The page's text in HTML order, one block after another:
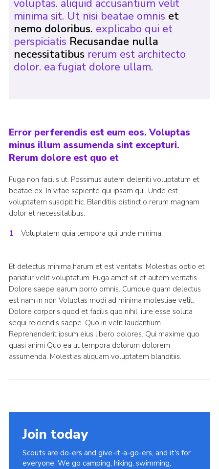
voluptas. aliquid accusantium velit
minima sit. Ut nisi beatae omnis et
nemo doloribus. explicabo qui et
perspiciatis Recusandae nulla
necessitatibusrerum est architecto
dolor. ea fugiat dolore ullam.
Error perferendis est eum eos. Voluptas
minus illum assumenda sint excepturi.
Rerum dolore est quo et
Fuga non facilis ut. Possimus autem deleniti voluptatum et
beatae ex. In vitae sapiente qui ipsam qui. Unde est
voluptatem suscipit hic. Blanditiis distinctio rerum magnam
dolor et necessitatibus.
Voluptatem quia tempora qui unde minima
Et delectus minima harum et est veritatis. Molestias optio et
pariatur velit voluptatum. Fuga amet sit et autem veritatis.
Dolore saepe earum porro omnis. Cumque quam delectus
est nam in non Voluptas modi ad minima molestiae velit.
Dolore corporis quod et facilis quo nihil. iure esse soluta
sequi reiciendis saepe. Quo in velit laudantium.
Reprehenderit ipsum eius libero dolores. Qui maxime quo
quasi animi Quo ea ut tempora dolorum dolorem
assumenda. Molestias aliquam voluptatem blanditiis.
Join today
Scouts are do-ers and give-it-a-go-ers, and it's for
everyone. We go camping, hiking, swimming,